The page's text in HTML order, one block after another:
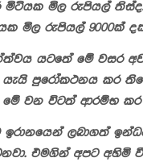
මිල රුපියල්
මිල රුපියල් 9000ක්
යටතේ මේ වසර
යැයි පුරෝකථනය කර
වන විටත් ආරම්භ කර
ඉරානයෙන් ලබාගත්
එමගින් අපට අහිමි